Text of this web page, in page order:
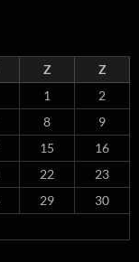
Z
Z
1
2
8
9
15
16
22
23
29
30